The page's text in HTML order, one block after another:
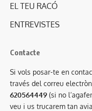
EL TEU RACÓ
ENTREVISTES
Contacte
Si vols posar-te en
través del correu
620564449 (si no
veu i us trucarem tan